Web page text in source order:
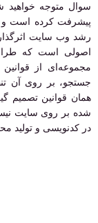
سوال متوجه خواهید
پیشرفت کرده است و
رشد وب سایت
اصولی است که
مجموعه‌ای از
جستجو، بر روی آن
همان قوانین تصمیم
شده بر روی سایت
در کدنویسی و تولید